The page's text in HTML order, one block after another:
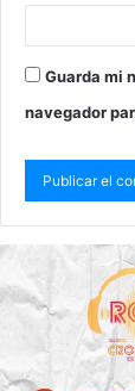
Guarda mi
navegador